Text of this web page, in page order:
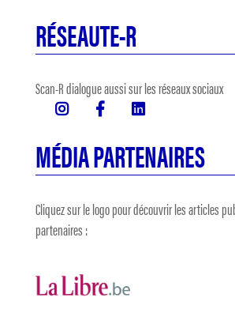
RÉSEAUTE-R
Scan-R dialogue aussi sur les réseaux sociaux
MÉDIA PARTENAIRES
Cliquez sur le logo pour découvrir les articles
partenaires :